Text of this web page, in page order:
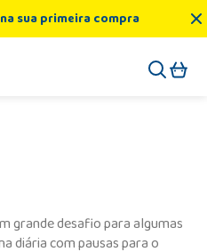
sua primeira compra
grande desafio para algumas
diária com pausas para o